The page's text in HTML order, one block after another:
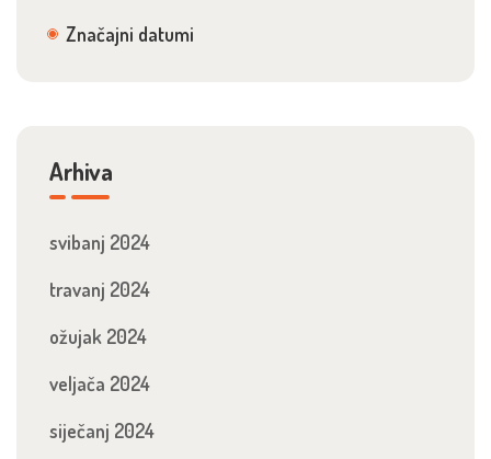
Značajni datumi
Arhiva
svibanj 2024
travanj 2024
ožujak 2024
veljača 2024
siječanj 2024